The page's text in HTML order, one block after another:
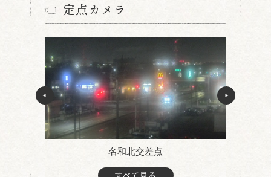
定点カメラ
名和北交差点
すべて見る